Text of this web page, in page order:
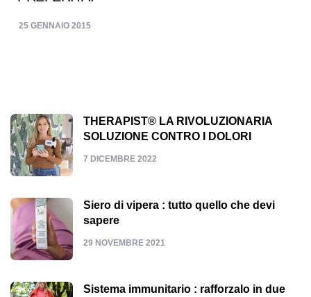
25 GENNAIO 2015
THERAPIST® LA RIVOLUZIONARIA
SOLUZIONE CONTRO I DOLORI
7 DICEMBRE 2022
Siero di vipera : tutto quello che devi
sapere
29 NOVEMBRE 2021
Sistema immunitario : rafforzalo in due